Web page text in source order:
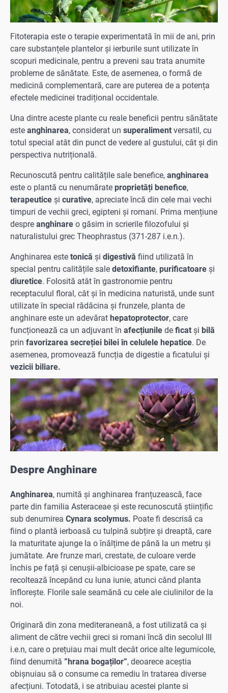
Fitoterapia este o terapie experimentată în mii de ani, prin
care substanțele plantelor și ierburile sunt utilizate în
scopuri medicinale, pentru a preveni sau trata anumite
probleme de sănătate. Este, de asemenea, o formă de
medicină complementară, care are puterea de a potența
efectele medicinei tradițional occidentale.
Una dintre aceste plante cu reale beneficii pentru sănătate
este anghinarea, considerat un superaliment versatil, cu
totul special atât din punct de vedere al gustului, cât și din
perspectiva nutrițională.
Recunoscută pentru calitățile sale benefice, anghinarea
este o plantă cu nenumărate proprietăți benefice,
terapeutice și curative, apreciate încă din cele mai vechi
timpuri de vechii greci, egipteni și romani. Prima mențiune
despre anghinare o găsim in scrierile filozofului și
naturalistului grec Theophrastus (371-287 i.e.n.).
Anghinarea este tonică și digestivă fiind utilizată în
special pentru calitățile sale detoxifiante, purificatoare și
diuretice. Folosită atât în gastronomie pentru
receptaculul floral, cât și în medicina naturistă, unde sunt
utilizate în special rădăcina și frunzele, planta de
anghinare este un adevărat hepatoprotector, care
funcționează ca un adjuvant în afecțiunile de ficat și bilă
prin favorizarea secreției bilei în celulele hepatice. De
asemenea, promovează funcția de digestie a ficatului și
vezicii biliare.
Despre Anghinare
Anghinarea, numită și anghinarea franțuzească, face
parte din familia Asteraceae și este recunoscută științific
sub denumirea Cynara scolymus. Poate fi descrisă ca
fiind o plantă ierboasă cu tulpină subțire și dreaptă, care
la maturitate ajunge la o înălțime de până la un metru și
jumătate. Are frunze mari, cres­tate, de culoare verde
închis pe față și cenușii-albicioase pe spate, care se
recoltează începând cu luna iunie, atunci când planta
înflorește. Florile sale seamănă cu cele ale ciulinilor de la
noi.
Originară din zona mediteraneană, a fost utilizată ca și
aliment de către vechii greci si romani încă din secolul III
i.e.n, care o prețuiau mai mult decât orice alte legumicole,
fiind denumită ”hrana bogaților”, deoarece aceștia
obișnuiau să o consume ca remediu în tratarea diverse
afecțiuni. Totodată, i se atribuiau acestei plante si